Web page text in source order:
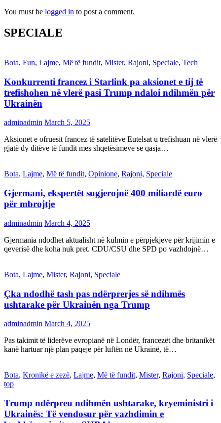
You must be logged in to post a comment.
SPECIALE
Bota, Fun, Lajme, Më të fundit, Mister, Rajoni, Speciale, Tech
Konkurrenti francez i Starlink pa aksionet e tij të
trefishohen në vlerë pasi Trump ndaloi ndihmën për
Ukrainën
adminadmin March 5, 2025
Aksionet e ofruesit francez të satelitëve Eutelsat u trefishuan në vlerë
gjatë dy ditëve të fundit mes shqetësimeve se qasja…
Bota, Lajme, Më të fundit, Opinione, Rajoni, Speciale
Gjermani, ekspertët sugjerojnë 400 miliardë euro
për mbrojtje
adminadmin March 4, 2025
Gjermania ndodhet aktualisht në kulmin e përpjekjeve për krijimin e
qeverisë dhe koha nuk pret. CDU/CSU dhe SPD po vazhdojnë…
Bota, Lajme, Mister, Rajoni, Speciale
Çka ndodhë tash pas ndërprerjes së ndihmës
ushtarake për Ukrainën nga Trump
adminadmin March 4, 2025
Pas takimit të liderëve evropianë në Londër, francezët dhe britanikët
kanë hartuar një plan paqeje për luftën në Ukrainë, të…
Bota, Kronikë e zezë, Lajme, Më të fundit, Mister, Rajoni, Speciale,
top
Trump ndërpreu ndihmën ushtarake, kryeministri i
Ukrainës: Të vendosur për vazhdimin e